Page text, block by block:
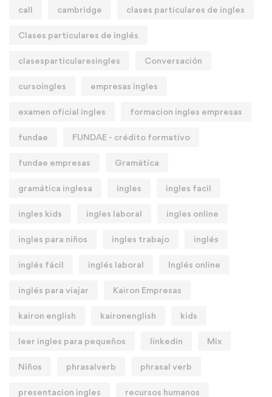
call cambridge clases particulares de ingles
Clases particulares de inglés
clasesparticularesingles Conversación
cursoingles empresas ingles
examen oficial ingles formacion ingles empresas
fundae FUNDAE - crédito formativo
fundae empresas Gramática
gramática inglesa ingles ingles facil
ingles kids ingles laboral ingles online
ingles para niños ingles trabajo inglés
inglés fácil inglés laboral Inglés online
inglés para viajar Kairon Empresas
kairon english kaironenglish kids
leer ingles para pequeños linkedin Mix
Niños phrasalverb phrasal verb
presentacion ingles recursos humanos